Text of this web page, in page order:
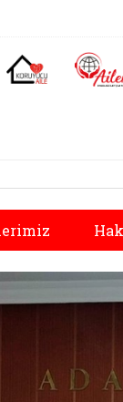
açılır)
(yeni sekmede açılır)
Koruyucu Aile